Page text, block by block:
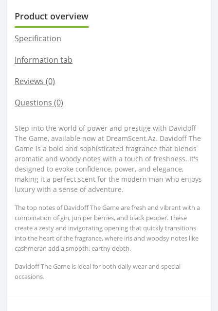
Product overview
Specification
Information tab
Reviews (0)
Questions (0)
Step into the world of power and prestige with Davidoff
The Game, available now at DreamScent.Az. Davidoff The
Game is a bold and sophisticated fragrance that blends
aromatic and woody notes with a touch of freshness. It's
designed to evoke confidence, power, and elegance,
making it a perfect scent for the modern man who enjoys
luxury with a sense of adventure.
The top notes of Davidoff The Game are fresh and vibrant with a
combination of gin, juniper berries, and black pepper. These
create a zesty and invigorating opening that quickly transitions
into the heart of the fragrance, where iris and woodsy notes like
cashmeran add a smooth, earthy depth.
Davidoff The Game is ideal for both daily wear and special
occasions.